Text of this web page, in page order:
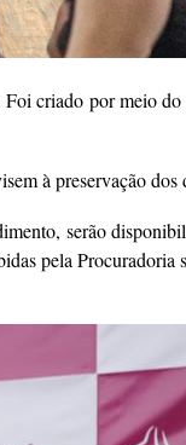
criado por meio
à preservação dos
serão
pela Procuradoria